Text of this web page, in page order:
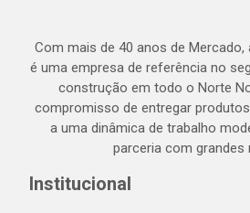
Com mais de 40 anos de Mercado,
é uma empresa de referência no
construção em todo o Norte
compromisso de entregar
a uma dinâmica de trabalho
parceria com grandes
Institucional